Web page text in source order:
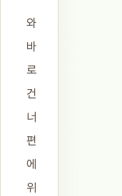
와
바
로
건
너
편
에
위